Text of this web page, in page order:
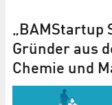
„BAMStartup
Gründer aus
Chemie und